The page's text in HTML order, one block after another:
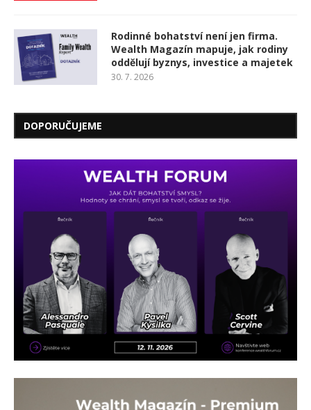
Rodinné bohatství není jen firma.
Wealth Magazín mapuje, jak rodiny
oddělují byznys, investice a majetek
30. 7. 2026
DOPORUČUJEME